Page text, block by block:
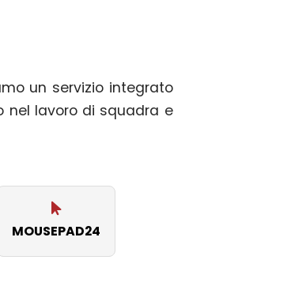
un servizio integrato
nel lavoro di squadra e
MOUSEPAD24